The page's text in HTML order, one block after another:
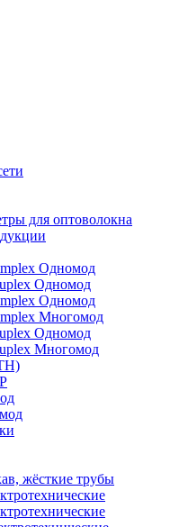
для оптоволокна
Одномод
Одномод
Одномод
Многомод
Одномод
Многомод
жёсткие трубы